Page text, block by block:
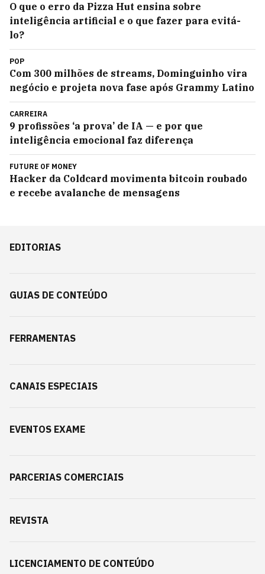
O que o erro da Pizza Hut ensina sobre
inteligência artificial e o que fazer para evitá-
lo?
POP
Com 300 milhões de streams, Dominguinho vira
negócio e projeta nova fase após Grammy Latino
CARREIRA
9 profissões ‘a prova’ de IA — e por que
inteligência emocional faz diferença
FUTURE OF MONEY
Hacker da Coldcard movimenta bitcoin roubado
e recebe avalanche de mensagens
EDITORIAS
GUIAS DE CONTEÚDO
FERRAMENTAS
CANAIS ESPECIAIS
EVENTOS EXAME
PARCERIAS COMERCIAIS
REVISTA
LICENCIAMENTO DE CONTEÚDO